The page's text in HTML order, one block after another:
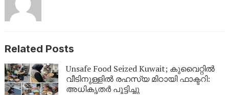
Related Posts
Unsafe Food Seized Kuwait; കുവൈറ്റിൽ
വീടിനുള്ളിൽ രഹസ്യ മിഠായി ഫാക്ടറി:
അധികൃതർ പൂട്ടിച്ചു